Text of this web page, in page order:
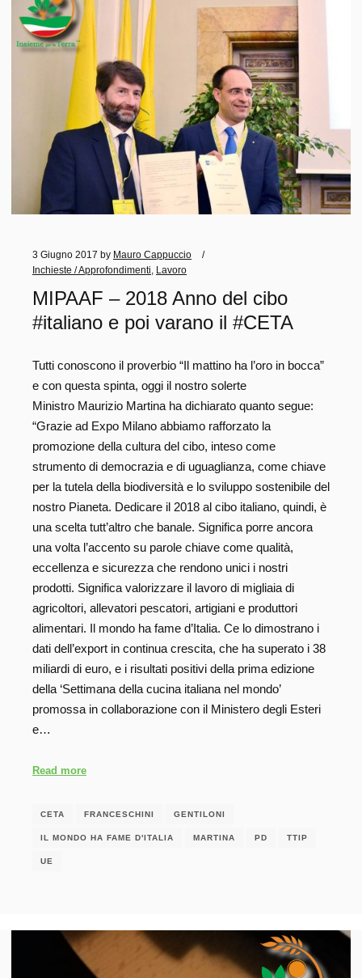
3 Giugno 2017 by Mauro Cappuccio
Inchieste / Approfondimenti
Lavoro
MIPAAF – 2018 Anno del cibo
#italiano e poi varano il #CETA
Tutti conoscono il proverbio “Il mattino ha l’oro in bocca”
e con questa spinta, oggi il nostro solerte
Ministro Maurizio Martina ha dichiarato quanto segue:
“Grazie ad Expo Milano abbiamo rafforzato la
promozione della cultura del cibo, inteso come
strumento di democrazia e di uguaglianza, come chiave
per la tutela della biodiversità e lo sviluppo sostenibile del
nostro Pianeta. Dedicare il 2018 al cibo italiano, quindi, è
una scelta tutt’altro che banale. Significa porre ancora
una volta l’accento su parole chiave come qualità,
eccellenza e sicurezza che rendono unici i nostri
prodotti. Significa valorizzare il lavoro di migliaia di
agricoltori, allevatori pescatori, artigiani e produttori
alimentari. Il mondo ha fame d’Italia. Ce lo dimostrano i
dati dell’export in continua crescita, che ha superato i 38
miliardi di euro, e i risultati positivi della prima edizione
della ‘Settimana della cucina italiana nel mondo’
promossa in collaborazione con il Ministero degli Esteri
e…
Read more
CETA FRANCESCHINI GENTILONI
IL MONDO HA FAME D'ITALIA MARTINA PD TTIP
UE